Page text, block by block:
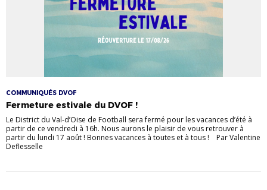
COMMUNIQUÉS DVOF
Fermeture estivale du DVOF !
Le District du Val-d’Oise de Football sera fermé pour les vacances d’été à
partir de ce vendredi à 16h. Nous aurons le plaisir de vous retrouver à
partir du lundi 17 août ! Bonnes vacances à toutes et à tous ! Par Valentine
Deflesselle